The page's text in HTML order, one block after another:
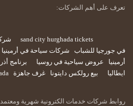
تعرف على أهم الشركات:
sand city hurghada tickets
في جورجيا للشباب
شركات سياحة في أرمينيا
أرمينيا
عروض سياحية في روسيا برنامج
ايطاليا
بيع رولكس دايتونا غرف جاهزة
روابط شركات خدمات الكترونية شهرية